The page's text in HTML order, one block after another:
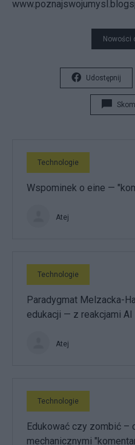
Nowości
Udostępnij
Technologie
Wspominek o eine —
Atej
Technologie
Paradygmat Melzacka-
edukacji — z reakcjami AI
Atej
Technologie
Edukować czy zombić
mechanicznymi